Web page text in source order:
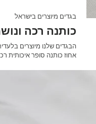
בגדים מיוצרים בישראל
100% כותנה רכה
הבגדים שלנו מיוצרים
אחוז כותנה סופר איכותית